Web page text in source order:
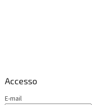
Accesso
E-mail